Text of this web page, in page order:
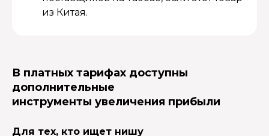
из Китая.
В платных тарифах доступны
дополнительные
инструменты увеличения прибыли
Для тех, кто ищет нишу